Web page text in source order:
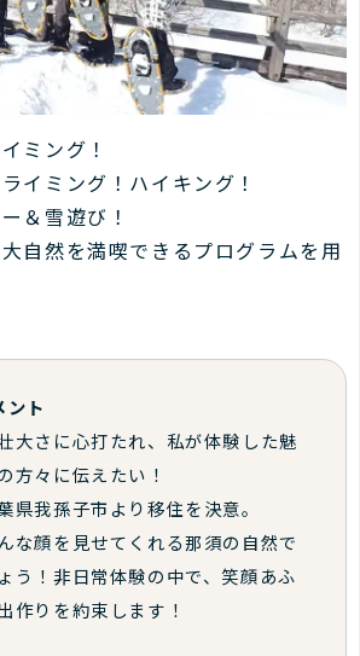
ミング！
イミング！ハイキング！
＆雪遊び！
自然を満喫できるプログラムを用
ント
大さに心打たれ、私が体験した魅
方々に伝えたい！
県我孫子市より移住を決意。
な顔を見せてくれる那須の自然で
う！非日常体験の中で、笑顔あふ
作りを約束します！